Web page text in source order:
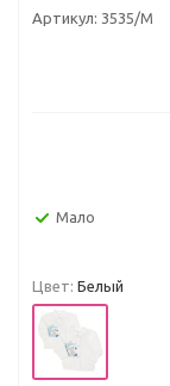
Артикул: 3535/М
Мало
Цвет: Белый